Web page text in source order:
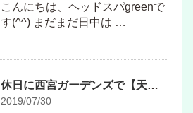
こんにちは、ヘッドスパgreenで
す(^^) まだまだ日中は …
休日に西宮ガーデンズで【天気の子】を観てきました♪
2019/07/30